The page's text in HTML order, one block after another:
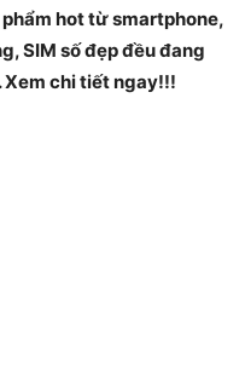
hot từ smartphone,
SIM số đẹp đều đang
Xem chi tiết ngay!!!